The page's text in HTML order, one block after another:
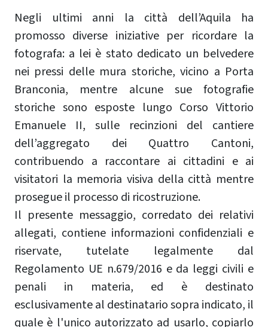
Negli ultimi anni la città dell’Aquila ha
promosso diverse iniziative per ricordare la
fotografa: a lei è stato dedicato un belvedere
nei pressi delle mura storiche, vicino a Porta
Branconia, mentre alcune sue fotografie
storiche sono esposte lungo Corso Vittorio
Emanuele II, sulle recinzioni del cantiere
dell’aggregato dei Quattro Cantoni,
contribuendo a raccontare ai cittadini e ai
visitatori la memoria visiva della città mentre
prosegue il processo di ricostruzione.
Il presente messaggio, corredato dei relativi
allegati, contiene informazioni confidenziali e
riservate, tutelate legalmente dal
Regolamento UE n.679/2016 e da leggi civili e
penali in materia, ed è destinato
esclusivamente al destinatario sopra indicato, il
quale è l'unico autorizzato ad usarlo, copiarlo